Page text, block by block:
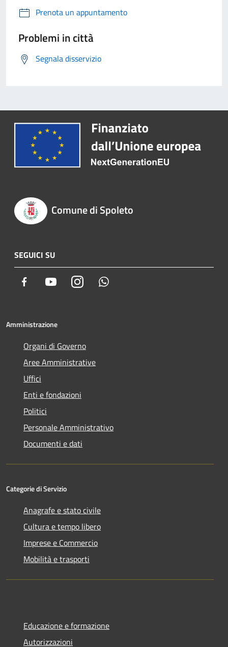
Prenota un appuntamento
Problemi in città
Segnala disservizio
Comune di Spoleto
SEGUICI SU
Facebook YoutubeInstagram
Amministrazione
Organi di Governo
Aree Amministrative
Uffici
Enti e fondazioni
Politici
Personale Amministrativo
Documenti e dati
Categorie di Servizio
Anagrafe e stato civile
Cultura e tempo libero
Imprese e Commercio
Mobilità e trasporti
Educazione e formazione
Autorizzazioni